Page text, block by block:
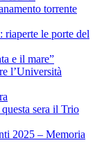
torrente
le porte del
e il mare”
l’Università
sera il Trio
2025 – Memoria